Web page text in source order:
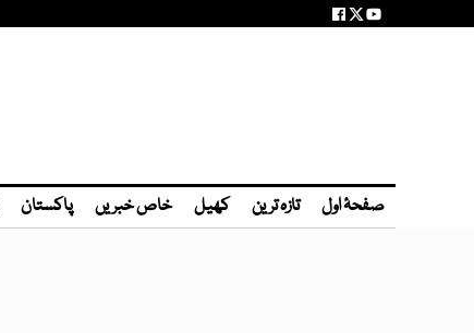
صفحۂ اول تازہ ترین کھیل خاص خبریں پاکستان